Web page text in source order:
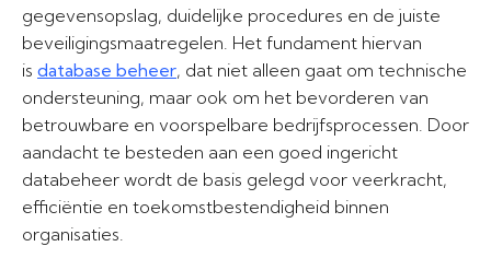
gegevensopslag, duidelijke procedures en de juiste
beveiligingsmaatregelen. Het fundament hiervan
is database beheer, dat niet alleen gaat om technische
ondersteuning, maar ook om het bevorderen van
betrouwbare en voorspelbare bedrijfsprocessen. Door
aandacht te besteden aan een goed ingericht
databeheer wordt de basis gelegd voor veerkracht,
efficiëntie en toekomstbestendigheid binnen
organisaties.